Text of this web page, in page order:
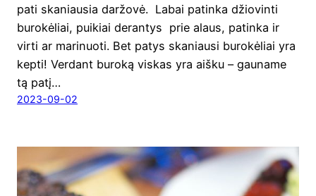
pati ska­niau­sia dar­žo­vė. Labai patin­ka džio­vin­ti
buro­kė­liai, pui­kiai deran­tys prie alaus, patin­ka ir
vir­ti ar mari­nuo­ti. Bet patys ska­niau­si buro­kė­liai yra
kep­ti! Ver­dant buro­ką vis­kas yra aiš­ku – gau­na­me
tą patį…
2023-09-02